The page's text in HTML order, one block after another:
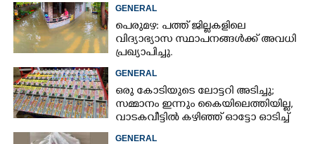
GENERAL
പെരുമഴ: പത്ത് ജില്ലകളിലെ
വിദ്യാഭ്യാസ സ്ഥാപനങ്ങൾക്ക് അവധി
പ്രഖ്യാപിച്ചു.
GENERAL
ഒരു കോടിയുടെ ലോട്ടറി അടിച്ചു;
സമ്മാനം ഇന്നും കൈയിലെത്തിയില്ല,
വാടകവീട്ടിൽ കഴിഞ്ഞ് ഓട്ടോ ഓടിച്ച്
73കാരൻ
GENERAL